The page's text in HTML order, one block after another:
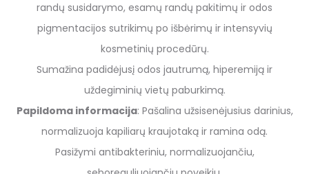
randų susidarymo, esamų randų pakitimų ir odos
pigmentacijos sutrikimų po išbėrimų ir intensyvių
kosmetinių procedūrų.
Sumažina padidėjusį odos jautrumą, hiperemiją ir
uždegiminių vietų paburkimą.
Papildoma informacija: Pašalina užsisenėjusius darinius,
normalizuoja kapiliarų kraujotaką ir ramina odą.
Pasižymi antibakteriniu, normalizuojančiu,